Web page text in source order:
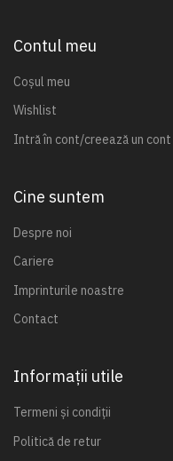
Contul meu
Coșul meu
Wishlist
Intră în cont/creează un cont
Cine suntem
Despre noi
Cariere
Imprinturile noastre
Contact
Informații utile
Termeni și condiții
Politică de retur